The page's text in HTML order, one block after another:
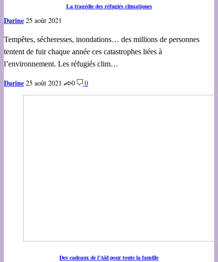
La tragédie des réfugiés climatiques
Darine 25 août 2021
Tempêtes, sécheresses, inondations… des millions de personnes
tentent de fuir chaque année ces catastrophes liées à
l’environnement. Les réfugiés clim…
Darine 25 août 2021 0 0
Des cadeaux de l’Aïd pour toute la famille